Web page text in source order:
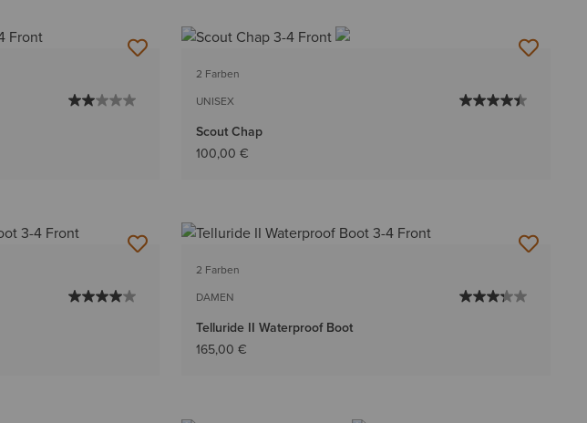
2 Farben
UNISEX
Scout Chap
100,00 €
2 Farben
DAMEN
Telluride II Waterproof Boot
165,00 €